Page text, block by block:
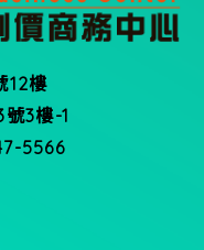
12樓
3樓-1
5566